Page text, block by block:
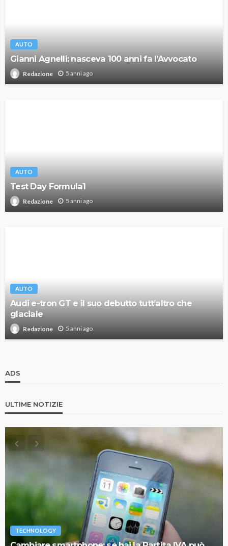
AUTO
Gianni Agnelli: nasceva 100 anni fa l’Avvocato
Redazione 5 anni ago
AUTO
Test Day Formula1
Redazione 5 anni ago
AUTO
Audi e-tron GT e il suo debutto tutt’altro che
glaciale
Redazione 5 anni ago
ADS
ULTIME NOTIZIE
TECHNOLOGY